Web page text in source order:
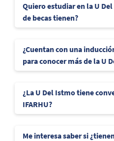
Quiero estudiar en la U
de becas tienen?
¿Cuentan con una
para conocer más de la U
¿La U Del Istmo tiene
IFARHU?
Me interesa saber si